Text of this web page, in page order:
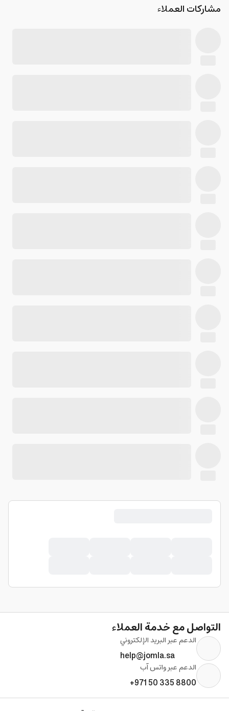
مشاركات العملاء
التواصل مع خدمة العملاء
الدعم عبر البريد الإلكتروني
help@jomla.sa
الدعم عبر واتس آب
+971 50 335 8800